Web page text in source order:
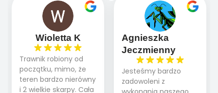
Wioletta K
Trawnik robiony od
początku, mimo, że
teren bardzo nierówny
i 2 wielkie skarpy. Cała
Agnieszka
Jeczmienny
Jesteśmy bardzo
zadowoleni z